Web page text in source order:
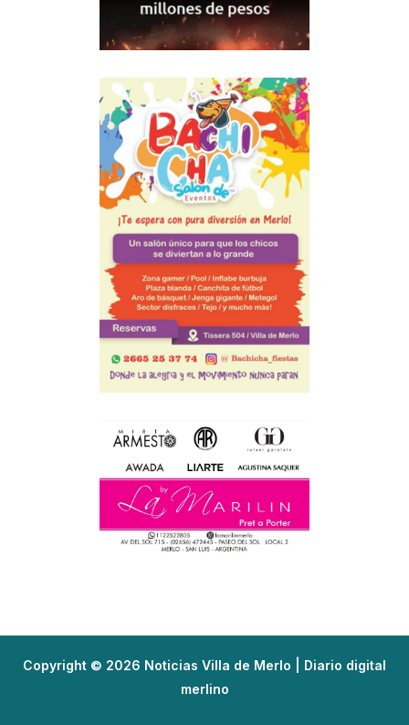
Copyright © 2026 Noticias Villa de Merlo | Diario digital
merlino